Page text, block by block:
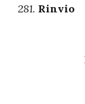
281. Rinvio